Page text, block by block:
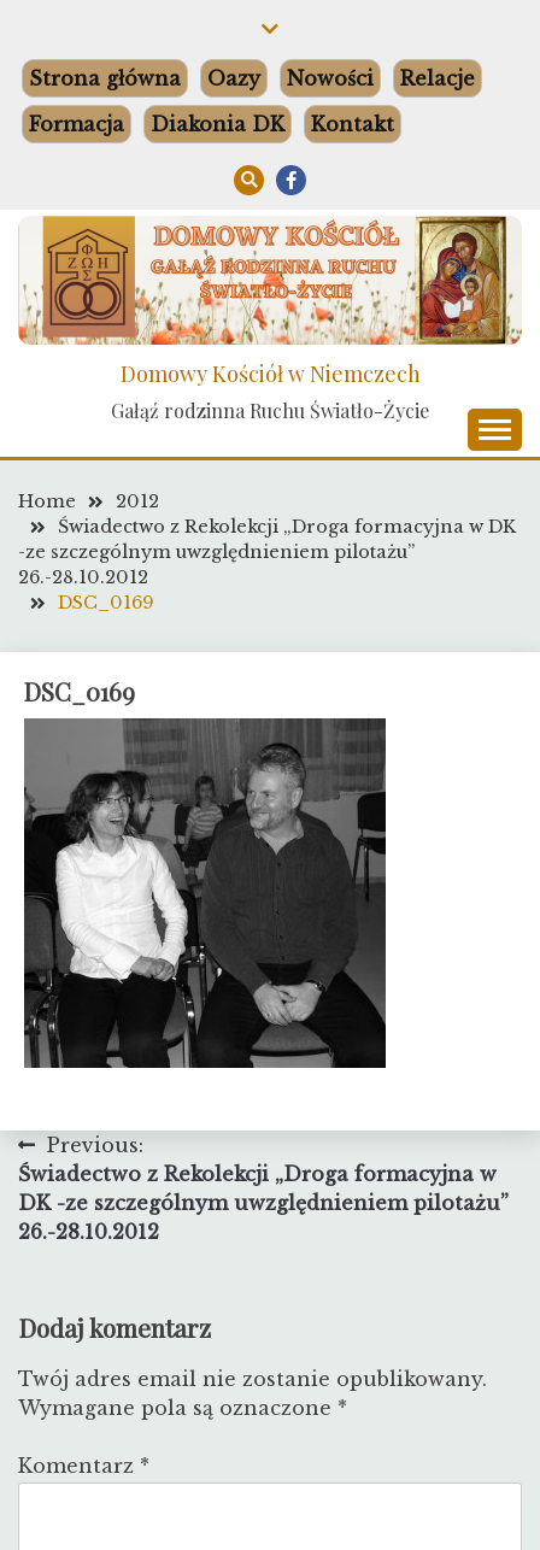
content
Strona główna Oazy Nowości
Relacje
Formacja
Diakonia DK Kontakt
Domowy Kościół w Niemczech
Gałąź rodzinna Ruchu Światło-Życie
Home
2012
Świadectwo z Rekolekcji „Droga formacyjna w DK
-ze szczególnym uwzględnieniem pilotażu”
26.-28.10.2012
DSC_0169
DSC_0169
Nawigacja
wpisu
Previous:
Świadectwo z Rekolekcji „Droga formacyjna w
DK -ze szczególnym uwzględnieniem pilotażu”
26.-28.10.2012
Dodaj komentarz
Twój adres email nie zostanie opublikowany.
Wymagane pola są oznaczone *
Komentarz *